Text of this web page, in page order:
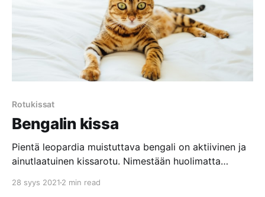
Rotukissat
Bengalin kissa
Pientä leopardia muistuttava bengali on aktiivinen ja
ainutlaatuinen kissarotu. Nimestään huolimatta
1970-luvulla Yhdysvalloissa. Bengali rodun historiaa
28 syys 2021 2 min read